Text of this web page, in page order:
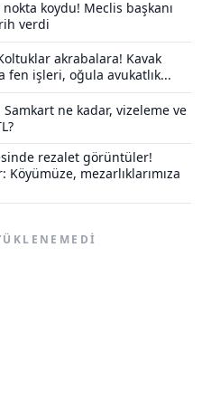
koydu! Meclis başkanı
verdi
akrabalara! Kavak
fen işleri, oğula avukatlık...
Samkart ne kadar, vizeleme ve
rezalet görüntüler!
mezarlıklarımıza